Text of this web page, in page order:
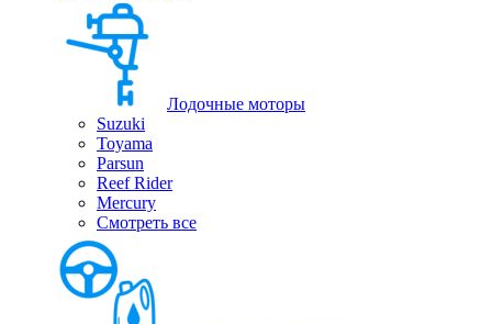
Лодочные моторы
Suzuki
Toyama
Parsun
Reef Rider
Mercury
Смотреть все